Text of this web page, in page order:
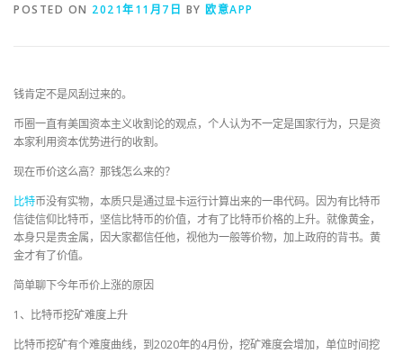
POSTED ON 2021年11月7日 BY 欧意APP
钱肯定不是风刮过来的。
币圈一直有美国资本主义收割论的观点，个人认为不一定是国家行为，只是资
本家利用资本优势进行的收割。
现在币价这么高？那钱怎么来的？
比特币没有实物，本质只是通过显卡运行计算出来的一串代码。因为有比特币
信徒信仰比特币，坚信比特币的价值，才有了比特币价格的上升。就像黄金，
本身只是贵金属，因大家都信任他，视他为一般等价物，加上政府的背书。黄
金才有了价值。
简单聊下今年币价上涨的原因
1、比特币挖矿难度上升
比特币挖矿有个难度曲线，到2020年的4月份，挖矿难度会增加，单位时间挖